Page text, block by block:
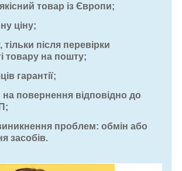
товар із Європи;
ціну;
тільки після перевірки
товару на пошту;
гарантії;
на повернення відповідно до
проблем: обмін або
засобів.